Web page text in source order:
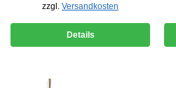
zzgl. Versandkosten
Details